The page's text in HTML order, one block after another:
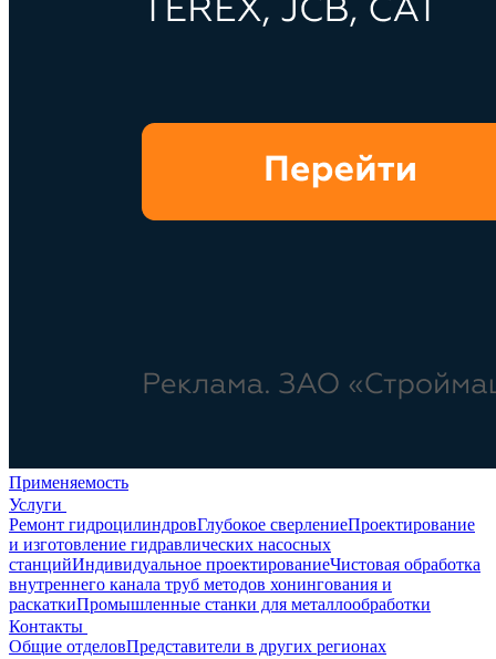
Применяемость
Услуги
Ремонт гидроцилиндровГлубокое сверлениеПроектирование
и изготовление гидравлических насосных
станцийИндивидуальное проектированиеЧистовая обработка
внутреннего канала труб методов хонингования и
раскаткиПромышленные станки для металлообработки
Контакты
Общие отделовПредставители в других регионах